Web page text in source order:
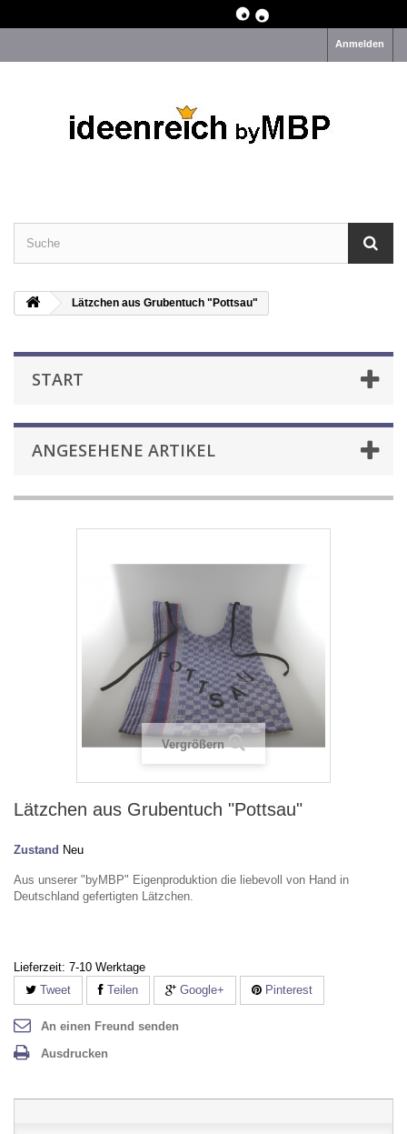
Anmelden
Lätzchen aus Grubentuch "Pottsau"
START
ANGESEHENE ARTIKEL
Vergrößern
Lätzchen aus Grubentuch "Pottsau"
Zustand Neu
Aus unserer "byMBP" Eigenproduktion die liebevoll von Hand in
Deutschland gefertigten Lätzchen.
Lieferzeit: 7-10 Werktage
Tweet
Teilen Google+ Pinterest
An einen Freund senden
Ausdrucken